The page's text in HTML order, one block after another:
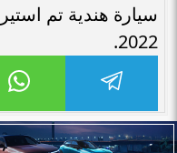
سيارة هندية تم
2022.